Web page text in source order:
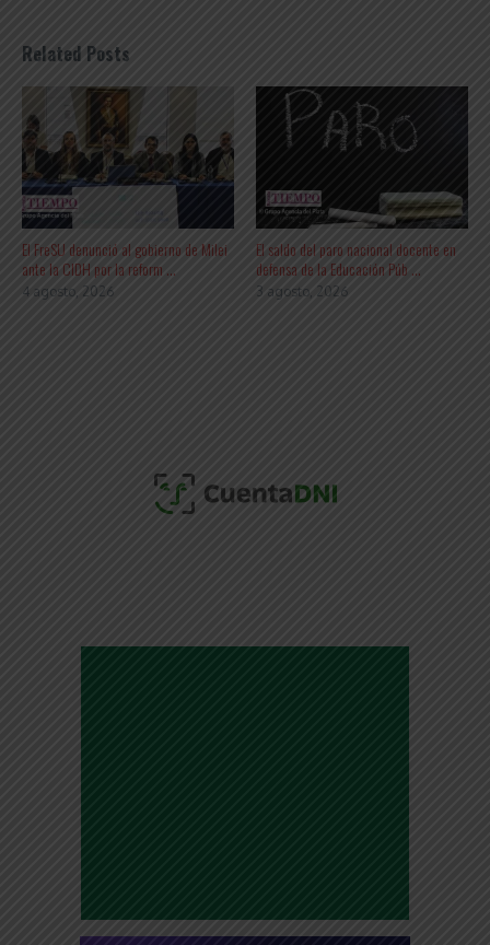
Related Posts
El FreSU denunció al gobierno de Milei
ante la CIDH por la reform ...
4 agosto, 2026
El saldo del paro nacional docente en
defensa de la Educación Púb ...
3 agosto, 2026